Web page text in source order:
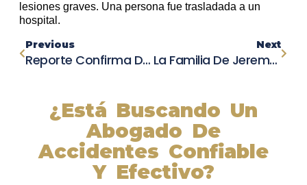
lesiones graves. Una persona fue trasladada a un
hospital.
Previous
Reporte Confirma DUI En Mortal Accidente De Placer County Que Cobró La Vida De Cuatro Amigos
Next
La Familia De Jeremy Renner Se Une En Apoyo Tras Su Accidente En La Nieve
¿Está Buscando Un
Abogado De
Accidentes Confiable
Y Efectivo?